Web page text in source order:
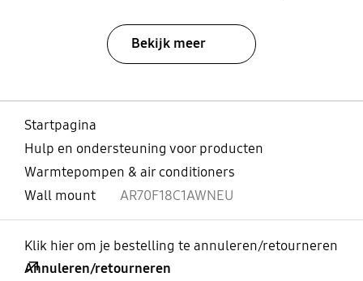
Bekijk meer
Startpagina
Hulp en ondersteuning voor producten
Warmtepompen & air conditioners
Wall mount
AR70F18C1AWNEU
Klik hier om je bestelling te annuleren/retourneren
Annuleren/retourneren